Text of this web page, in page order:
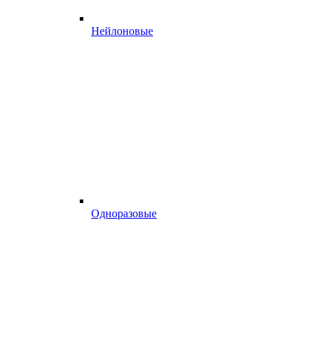
Нейлоновые
Одноразовые